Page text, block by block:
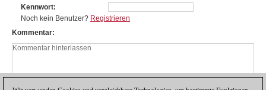
Kennwort
Noch kein Benutzer? Registrieren
Kommentar